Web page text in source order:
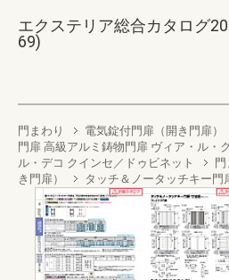
エクステリア総合カタログ
69)
門まわり 電気錠付門扉（開き門扉）
門扉 高級アルミ鋳物門扉 ヴィア・ル・
ル・デコ クインセ／ドゥビネット
き門扉）
タッチ＆ノータッチキー門